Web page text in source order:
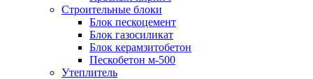
Строительные блоки
Блок пескоцемент
Блок газосиликат
Блок керамзитобетон
Пескобетон м-500
Утеплитель